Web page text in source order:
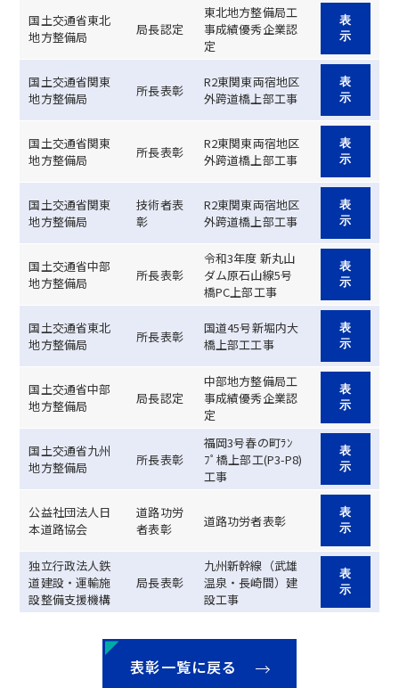
国土交通省東北
地方整備局
局長認定
東北地方整備局工
事成績優秀企業認
定
表
示
国土交通省関東
地方整備局
所長表彰
R2東関東両宿地区
外跨道橋上部工事
表
示
国土交通省関東
地方整備局
所長表彰
R2東関東両宿地区
外跨道橋上部工事
表
示
国土交通省関東
地方整備局
技術者表
彰
R2東関東両宿地区
外跨道橋上部工事
表
示
国土交通省中部
地方整備局
所長表彰
令和3年度 新丸山
ダム原石山線5号
橋PC上部工事
表
示
国土交通省東北
地方整備局
所長表彰
国道45号新堀内大
橋上部工工事
表
示
国土交通省中部
地方整備局
局長認定
中部地方整備局工
事成績優秀企業認
定
表
示
国土交通省九州
地方整備局
所長表彰
福岡3号春の町ﾗﾝ
ﾌﾟ橋上部工(P3-P8)
工事
表
示
公益社団法人日
本道路協会
道路功労
者表彰
道路功労者表彰
表
示
独立行政法人鉄
道建設・運輸施
設整備支援機構
局長表彰
九州新幹線（武雄
温泉・長崎間）建
設工事
表
示
表彰一覧に戻る